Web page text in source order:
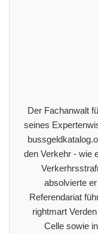
Der Fachanwalt
seines
den Verkehr - wie
absolvierte
Referendariat
rightmart
Celle sowie